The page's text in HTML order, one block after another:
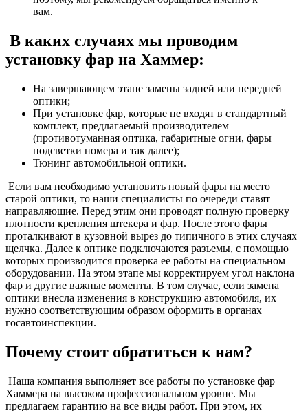
вам.
В каких случаях мы проводим
установку фар на Хаммер:
На завершающем этапе замены задней или передней
оптики;
При установке фар, которые не входят в стандартный
комплект, предлагаемый производителем
(противотуманная оптика, габаритные огни, фары
подсветки номера и так далее);
Тюнинг автомобильной оптики.
Если вам необходимо установить новый фары на место
старой оптики, то наши специалисты по очереди ставят
направляющие. Перед этим они проводят полную проверку
плотности крепления штекера и фар. После этого фары
проталкивают в кузовной вырез до типичного в этих случаях
щелчка. Далее к оптике подключаются разъемы, с помощью
которых производится проверка ее работы на специальном
оборудовании. На этом этапе мы корректируем угол наклона
фар и другие важные моменты. В том случае, если замена
оптики внесла изменения в конструкцию автомобиля, их
нужно соответствующим образом оформить в органах
госавтоинспекции.
Почему стоит обратиться к нам?
Наша компания выполняет все работы по установке фар
Хаммера на высоком профессиональном уровне. Мы
предлагаем гарантию на все виды работ. При этом, их